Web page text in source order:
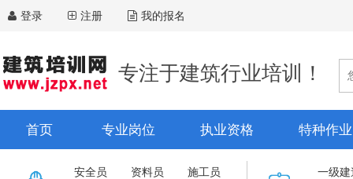
登录 注册 我的报名
专注于建筑行业培训！
首页 专业岗位 执业资格 特种作业
安全员 资料员
施工员
一级